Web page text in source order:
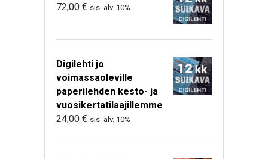
72,00 € sis. alv. 10%
Digilehti jo
voimassaoleville
paperilehden kesto- ja
vuosikertatilaajillemme
24,00 € sis. alv. 10%